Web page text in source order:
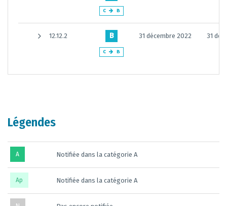
C B
12.12.2 B
C B
31 décembre 2022 31
Légendes
A Notifiée dans la catégorie A
Ap Notifiée dans la catégorie A